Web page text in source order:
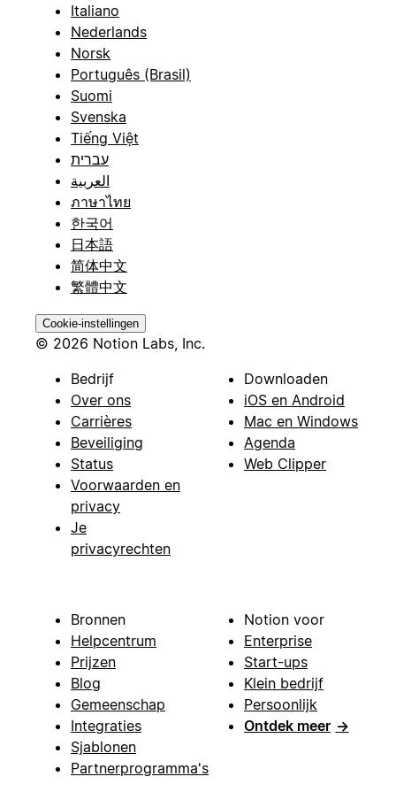
Italiano
Nederlands
Norsk
Português (Brasil)
Suomi
Svenska
Tiếng Việt
עברית
العربية
ภาษาไทย
한국어
日本語
简体中文
繁體中文
Cookie-instellingen
© 2026 Notion Labs, Inc.
Bedrijf
Over ons
Carrières
Beveiliging
Status
Voorwaarden en
privacy
Je
privacyrechten
Downloaden
iOS en Android
Mac en Windows
Agenda
Web Clipper
Bronnen
Helpcentrum
Prijzen
Blog
Gemeenschap
Integraties
Sjablonen
Partnerprogramma's
Notion voor
Enterprise
Start-ups
Klein bedrijf
Persoonlijk
Ontdek meer →